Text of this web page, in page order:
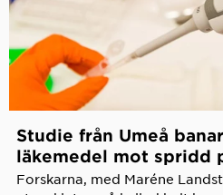
Studie från Umeå
läkemedel mot spridd
Forskarna, med Maréne